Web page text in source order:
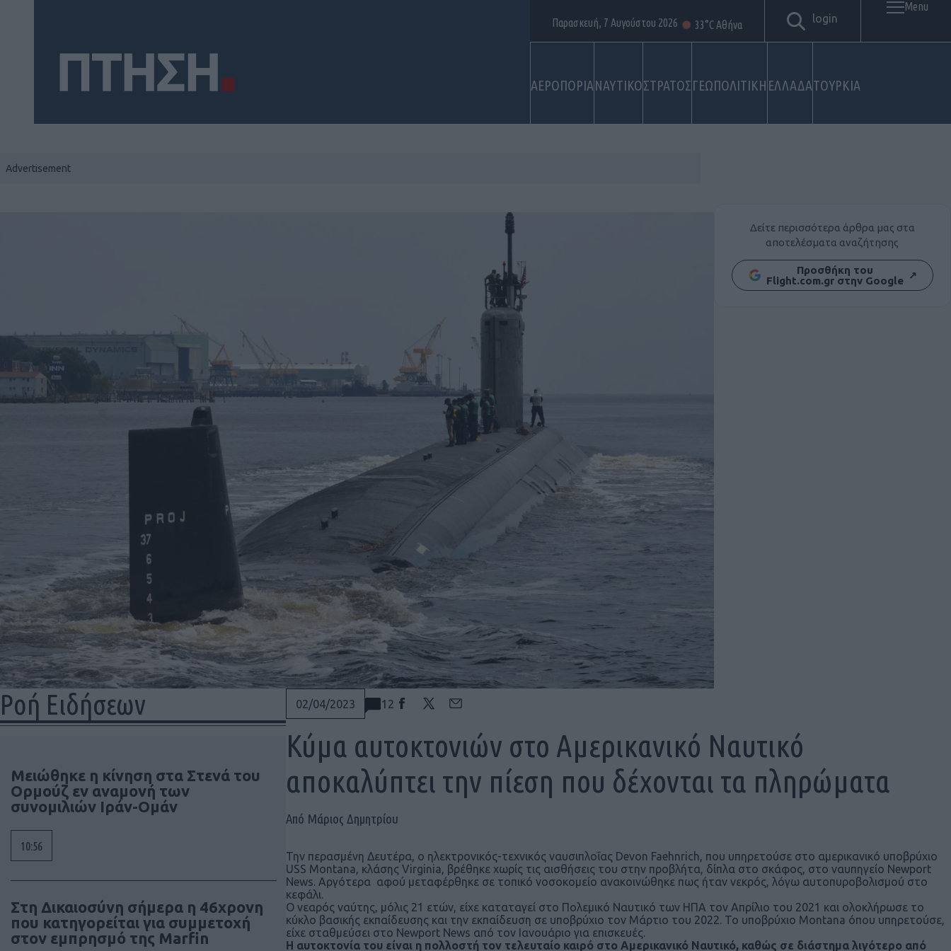
ΑΕΡΟΠΟΡΙΑΝΑΥΤΙΚΟΣΤΡΑΤΟΣΓΕΩΠΟΛΙΤΙΚΗ ΕΛΛΑΔΑΤΟΥΡΚΙΑ
Παρασκευή, 7 Αυγούστου 2026 33°C Αθήνα login
Menu
Ροή Ειδήσεων
Μειώθηκε η κίνηση στα Στενά του
Ορμούζ εν αναμονή των
συνομιλιών Ιράν-Ομάν
10:56
Στη Δικαιοσύνη σήμερα η 46χρονη
που κατηγορείται για συμμετοχή
στον εμπρησμό της Marfin
Δείτε περισσότερα άρθρα μας στα
αποτελέσματα αναζήτησης
Προσθήκη του
Flight.com.gr στην Google ↗
02/04/2023 12
Κύμα αυτοκτονιών στο Αμερικανικό Ναυτικό
αποκαλύπτει την πίεση που δέχονται τα πληρώματα
Από Μάριος Δημητρίου
Την περασμένη Δευτέρα, ο ηλεκτρονικός-τεχνικός ναυσιπλοΐας Devon Faehnrich, που υπηρετούσε στο αμερικανικό υποβρύχιο
USS Montana, κλάσης Virginia, βρέθηκε χωρίς τις αισθήσεις του στην προβλήτα, δίπλα στο σκάφος, στο ναυπηγείο Newport
News. Αργότερα αφού μεταφέρθηκε σε τοπικό νοσοκομείο ανακοινώθηκε πως ήταν νεκρός, λόγω αυτοπυροβολισμού στο
κεφάλι.
Ο νεαρός ναύτης, μόλις 21 ετών, είχε καταταγεί στο Πολεμικό Ναυτικό των ΗΠΑ τον Απρίλιο του 2021 και ολοκλήρωσε το
κύκλο βασικής εκπαίδευσης και την εκπαίδευση σε υποβρύχιο τον Μάρτιο του 2022. Το υποβρύχιο Montana όπου υπηρετούσε,
είχε σταθμεύσει στο Newport News από τον Ιανουάριο για επισκευές.
Η αυτοκτονία του είναι η πολλοστή τον τελευταίο καιρό στο Αμερικανικό Ναυτικό, καθώς σε διάστημα λιγότερο από